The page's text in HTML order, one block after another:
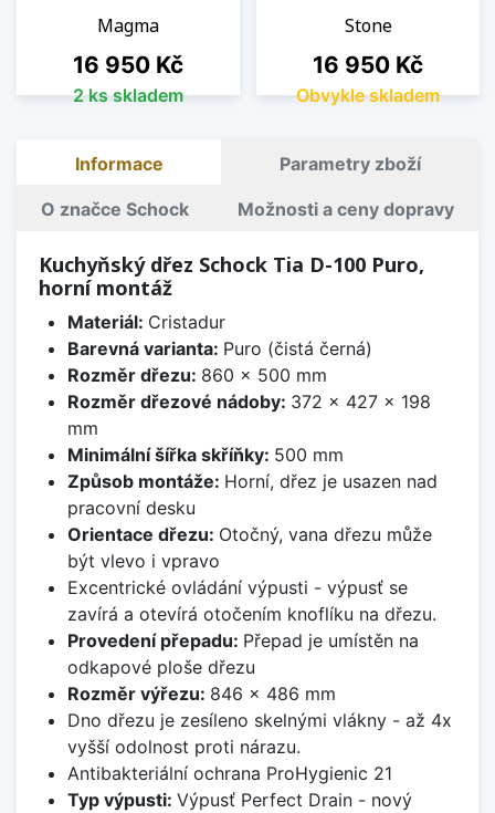
Magma
Cena
16 950 Kč
2 ks skladem
Stone
Cena
16 950 Kč
Obvykle skladem
Informace Parametry zboží
O značce Schock Možnosti a ceny dopravy
Kuchyňský dřez Schock Tia D-100 Puro,
horní montáž
Materiál: Cristadur
Barevná varianta: Puro (čistá černá)
Rozměr dřezu: 860 x 500 mm
Rozměr dřezové nádoby: 372 x 427 x 198
mm
Minimální šířka skříňky: 500 mm
Způsob montáže: Horní, dřez je usazen nad
pracovní desku
Orientace dřezu: Otočný, vana dřezu může
být vlevo i vpravo
Excentrické ovládání výpusti - výpusť se
zavírá a otevírá otočením knoflíku na dřezu.
Provedení přepadu: Přepad je umístěn na
odkapové ploše dřezu
Rozměr výřezu: 846 x 486 mm
Dno dřezu je zesíleno skelnými vlákny - až 4x
vyšší odolnost proti nárazu.
Antibakteriální ochrana ProHygienic 21
Typ výpusti: Výpusť Perfect Drain - nový